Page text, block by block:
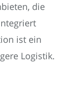
die
ist ein
Logistik.